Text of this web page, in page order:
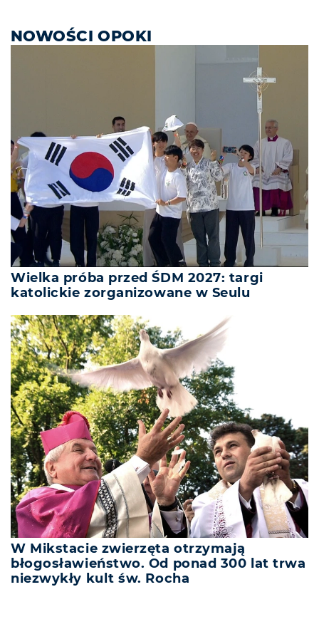
NOWOŚCI OPOKI
Wielka próba przed ŚDM 2027: targi
katolickie zorganizowane w Seulu
W Mikstacie zwierzęta otrzymają
błogosławieństwo. Od ponad 300 lat trwa
niezwykły kult św. Rocha